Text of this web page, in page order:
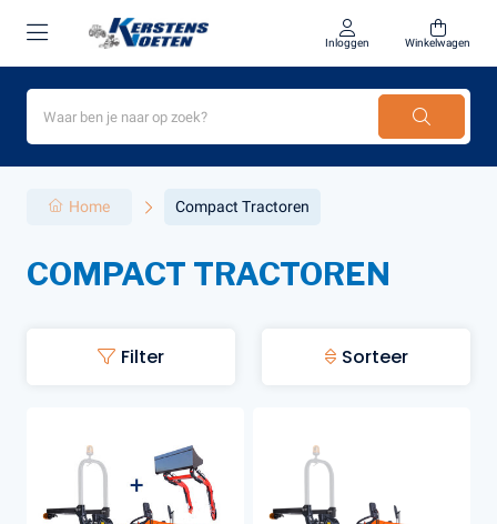
Inloggen Winkelwagen
Home Compact Tractoren
COMPACT TRACTOREN
Filter Sorteer